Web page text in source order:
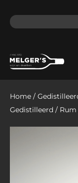
Home /
Gedistilleerd / Rum